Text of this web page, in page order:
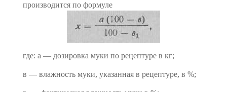
производит­ся по формуле
где: а — дозировка муки по рецептуре в кг;
в — влажность муки, указанная в рецептуре, в %;